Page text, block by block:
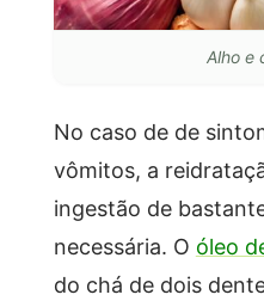
Alho e
No caso de de
vômitos, a
ingestão de
necessária. O óleo
do chá de dois